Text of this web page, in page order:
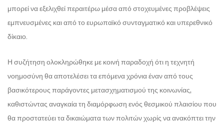
μπορεί να εξελιχθεί περαιτέρω μέσα από στοχευμένες προβλέψεις
εμπνευσμένες και από το ευρωπαϊκό συνταγματικό και υπερεθνικό
δίκαιο.
Η συζήτηση ολοκληρώθηκε με κοινή παραδοχή ότι η τεχνητή
νοημοσύνη θα αποτελέσει τα επόμενα χρόνια έναν από τους
βασικότερους παράγοντες μετασχηματισμού της κοινωνίας,
καθιστώντας αναγκαία τη διαμόρφωση ενός θεσμικού πλαισίου που
θα προστατεύει τα δικαιώματα των πολιτών χωρίς να ανακόπτει την